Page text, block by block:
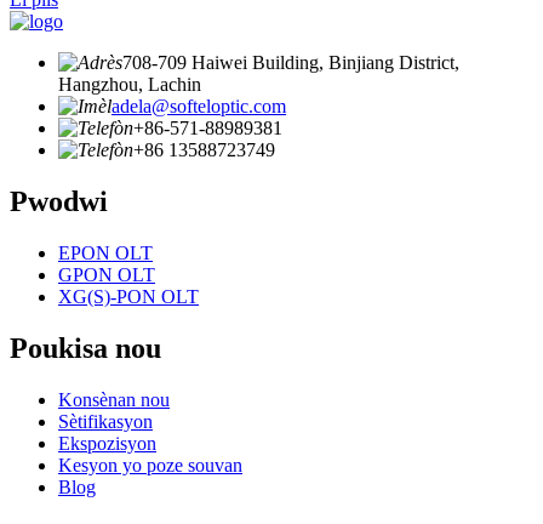
708-709 Haiwei Building, Binjiang District,
Hangzhou, Lachin
adela@softeloptic.com
+86-571-88989381
+86 13588723749
Pwodwi
EPON OLT
GPON OLT
XG(S)-PON OLT
Poukisa nou
Konsènan nou
Sètifikasyon
Ekspozisyon
Kesyon yo poze souvan
Blog